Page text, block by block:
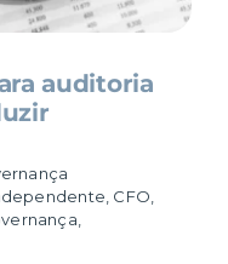
auditoria
CFO